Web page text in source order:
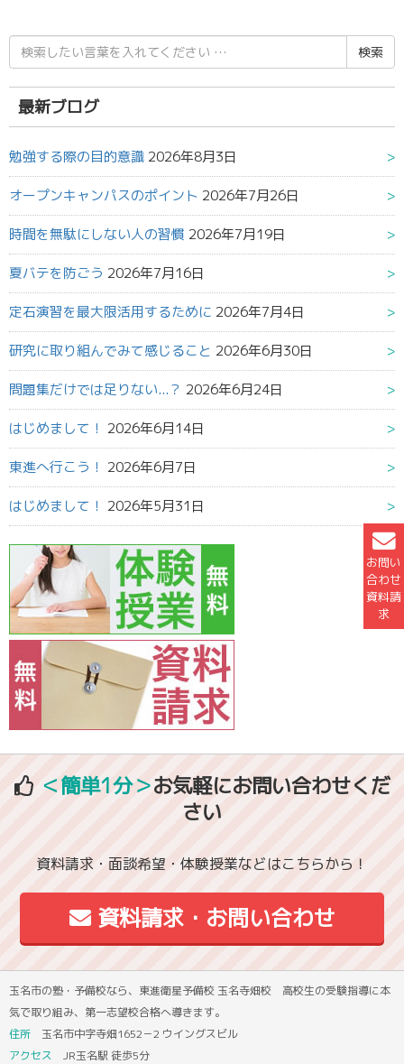
お問い
合わせ
資料請
求
検
索
結
果:
最新ブログ
勉強する際の目的意識 2026年8月3日
オープンキャンパスのポイント 2026年7月26日
時間を無駄にしない人の習慣 2026年7月19日
夏バテを防ごう 2026年7月16日
定石演習を最大限活用するために 2026年7月4日
研究に取り組んでみて感じること 2026年6月30日
問題集だけでは足りない...？ 2026年6月24日
はじめまして！ 2026年6月14日
東進へ行こう！ 2026年6月7日
はじめまして！ 2026年5月31日
＜簡単1分＞お気軽にお問い合わせくだ
さい
資料請求・面談希望・体験授業などはこちらから！
資料請求・お問い合わせ
玉名市の塾・予備校なら、東進衛星予備校 玉名寺畑校 高校生の受験指導に本
気で取り組み、第一志望校合格へ導きます。
住所 玉名市中字寺畑1652－2 ウイングスビル
アクセス JR玉名駅 徒歩5分